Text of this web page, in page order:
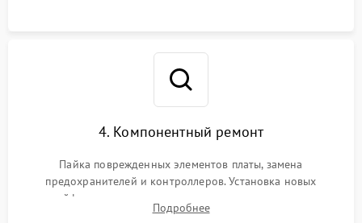
4. Компонентный ремонт
Пайка поврежденных элементов платы, замена
предохранителей и контроллеров. Установка новых
шлейфов, дисплея, механизма затвора или двигателя
автофокуса. Восстановление геометрии тубуса объектива
Подробнее